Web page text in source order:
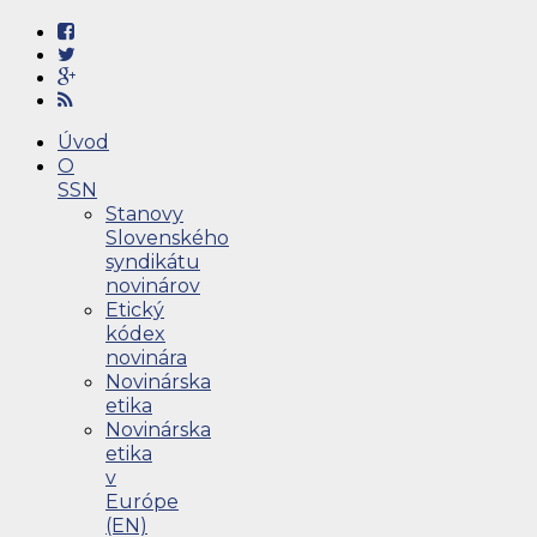
Úvod
O
SSN
Stanovy
Slovenského
syndikátu
novinárov
Etický
kódex
novinára
Novinárska
etika
Novinárska
etika
v
Európe
(EN)